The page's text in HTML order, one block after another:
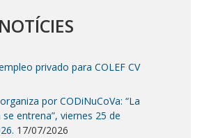
privado para COLEF CV
por CODiNuCoVa: “La
entrena”, viernes 25 de
17/07/2026